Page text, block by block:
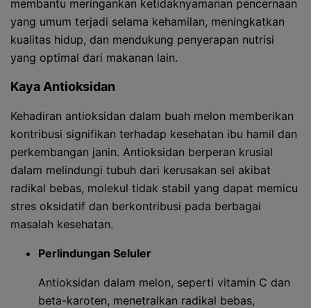
membantu meringankan ketidaknyamanan pencernaan
yang umum terjadi selama kehamilan, meningkatkan
kualitas hidup, dan mendukung penyerapan nutrisi
yang optimal dari makanan lain.
Kaya Antioksidan
Kehadiran antioksidan dalam buah melon memberikan
kontribusi signifikan terhadap kesehatan ibu hamil dan
perkembangan janin. Antioksidan berperan krusial
dalam melindungi tubuh dari kerusakan sel akibat
radikal bebas, molekul tidak stabil yang dapat memicu
stres oksidatif dan berkontribusi pada berbagai
masalah kesehatan.
Perlindungan Seluler
Antioksidan dalam melon, seperti vitamin C dan
beta-karoten, menetralkan radikal bebas,